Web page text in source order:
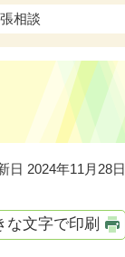
相談
2024年11月28日
な文字で印刷